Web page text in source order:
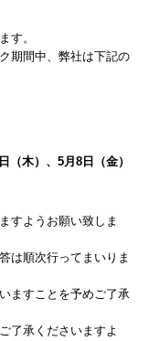
す。
期間中、弊社は下記の
（木）、5月8日（金）
すようお願い致しま
は順次行ってまいりま
ますことを予めご了承
了承くださいますよ